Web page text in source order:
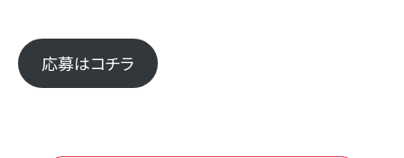
応募はコチラ